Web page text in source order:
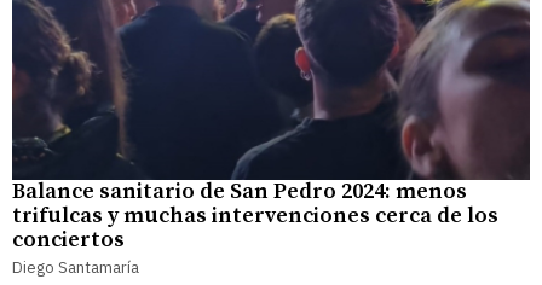
Balance sanitario de San Pedro 2024: menos
trifulcas y muchas intervenciones cerca de los
conciertos
Diego Santamaría